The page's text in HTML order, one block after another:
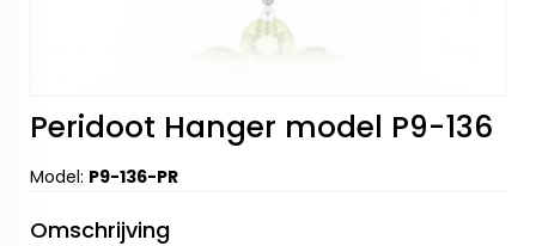
Peridoot Hanger model P9-136
Model: P9-136-PR
Omschrijving